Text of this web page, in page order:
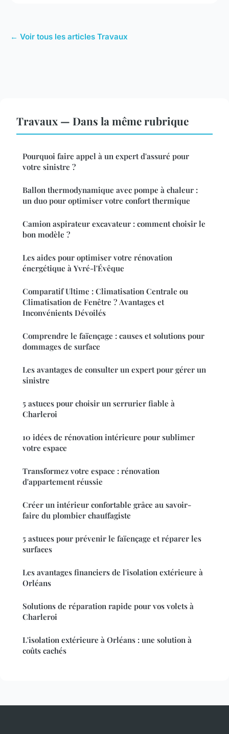
← Voir tous les articles Travaux
Travaux — Dans la même rubrique
Pourquoi faire appel à un expert d'assuré pour
votre sinistre ?
Ballon thermodynamique avec pompe à chaleur :
un duo pour optimiser votre confort thermique
Camion aspirateur excavateur : comment choisir le
bon modèle ?
Les aides pour optimiser votre rénovation
énergétique à Yvré-l'Évêque
Comparatif Ultime : Climatisation Centrale ou
Climatisation de Fenêtre ? Avantages et
Inconvénients Dévoilés
Comprendre le faïençage : causes et solutions pour
dommages de surface
Les avantages de consulter un expert pour gérer un
sinistre
5 astuces pour choisir un serrurier fiable à
Charleroi
10 idées de rénovation intérieure pour sublimer
votre espace
Transformez votre espace : rénovation
d'appartement réussie
Créer un intérieur confortable grâce au savoir-
faire du plombier chauffagiste
5 astuces pour prévenir le faïençage et réparer les
surfaces
Les avantages financiers de l'isolation extérieure à
Orléans
Solutions de réparation rapide pour vos volets à
Charleroi
L'isolation extérieure à Orléans : une solution à
coûts cachés